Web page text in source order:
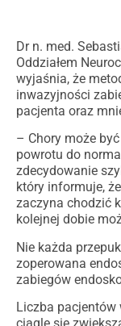
Dr n. med.
Oddziałem
wyjaśnia, że
inwazyjności
pacjenta oraz
– Chory może
powrotu do
zdecydowanie
który informuje,
zaczyna chodzić
kolejnej dobie
Nie każda
zoperowana
zabiegów
Liczba